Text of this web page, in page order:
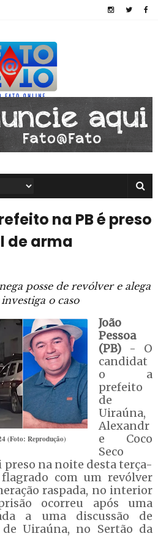
na PB é preso
de arma
posse de revólver e alega
o caso
(Foto: Reprodução)
João
Pessoa
(PB)- O
candidat
o a
prefeito
de
Uiraúna,
Alexandr
e Coco
Seco
preso na noite desta terça-
com um revólver
raspada, no interior
ocorreu após uma
a uma discussão de
Uiraúna, no Sertão da